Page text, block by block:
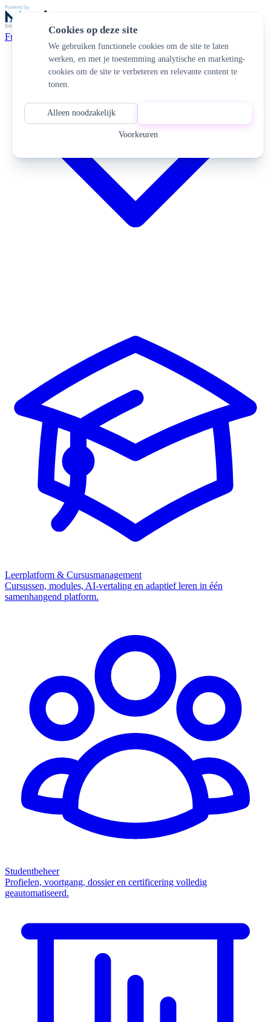
Cookies op deze site
We gebruiken functionele cookies om de site te laten
werken, en met je toestemming analytische en marketing-
cookies om de site te verbeteren en relevante content te
tonen.
Voorkeuren
Alleen noodzakelijk
Functionaliteiten
Leerplatform & Cursusmanagement
Cursussen, modules, AI-vertaling en adaptief leren in één
samenhangend platform.
Studentbeheer
Profielen, voortgang, dossier en certificering volledig
geautomatiseerd.